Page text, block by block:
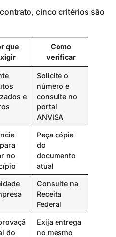
cinco critérios são
que
Como
verificar
e
Solicite o
número e
consulte no
portal
ANVISA
no
Peça cópia
do
documento
atual
Consulte na
Receita
Federal
do
Exija entrega
no mesmo